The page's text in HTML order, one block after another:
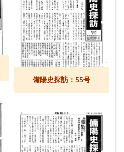
備陽史探訪：55号